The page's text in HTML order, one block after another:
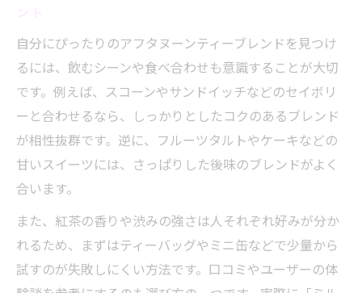
自分にぴったりのアフタヌーンティーブレンドを見つけ
るには、飲むシーンや食べ合わせも意識することが大切
です。例えば、スコーンやサンドイッチなどのセイボリ
ーと合わせるなら、しっかりとしたコクのあるブレンド
が相性抜群です。逆に、フルーツタルトやケーキなどの
甘いスイーツには、さっぱりした後味のブレンドがよく
合います。
また、紅茶の香りや渋みの強さは人それぞれ好みが分か
れるため、まずはティーバッグやミニ缶などで少量から
試すのが失敗しにくい方法です。口コミやユーザーの体